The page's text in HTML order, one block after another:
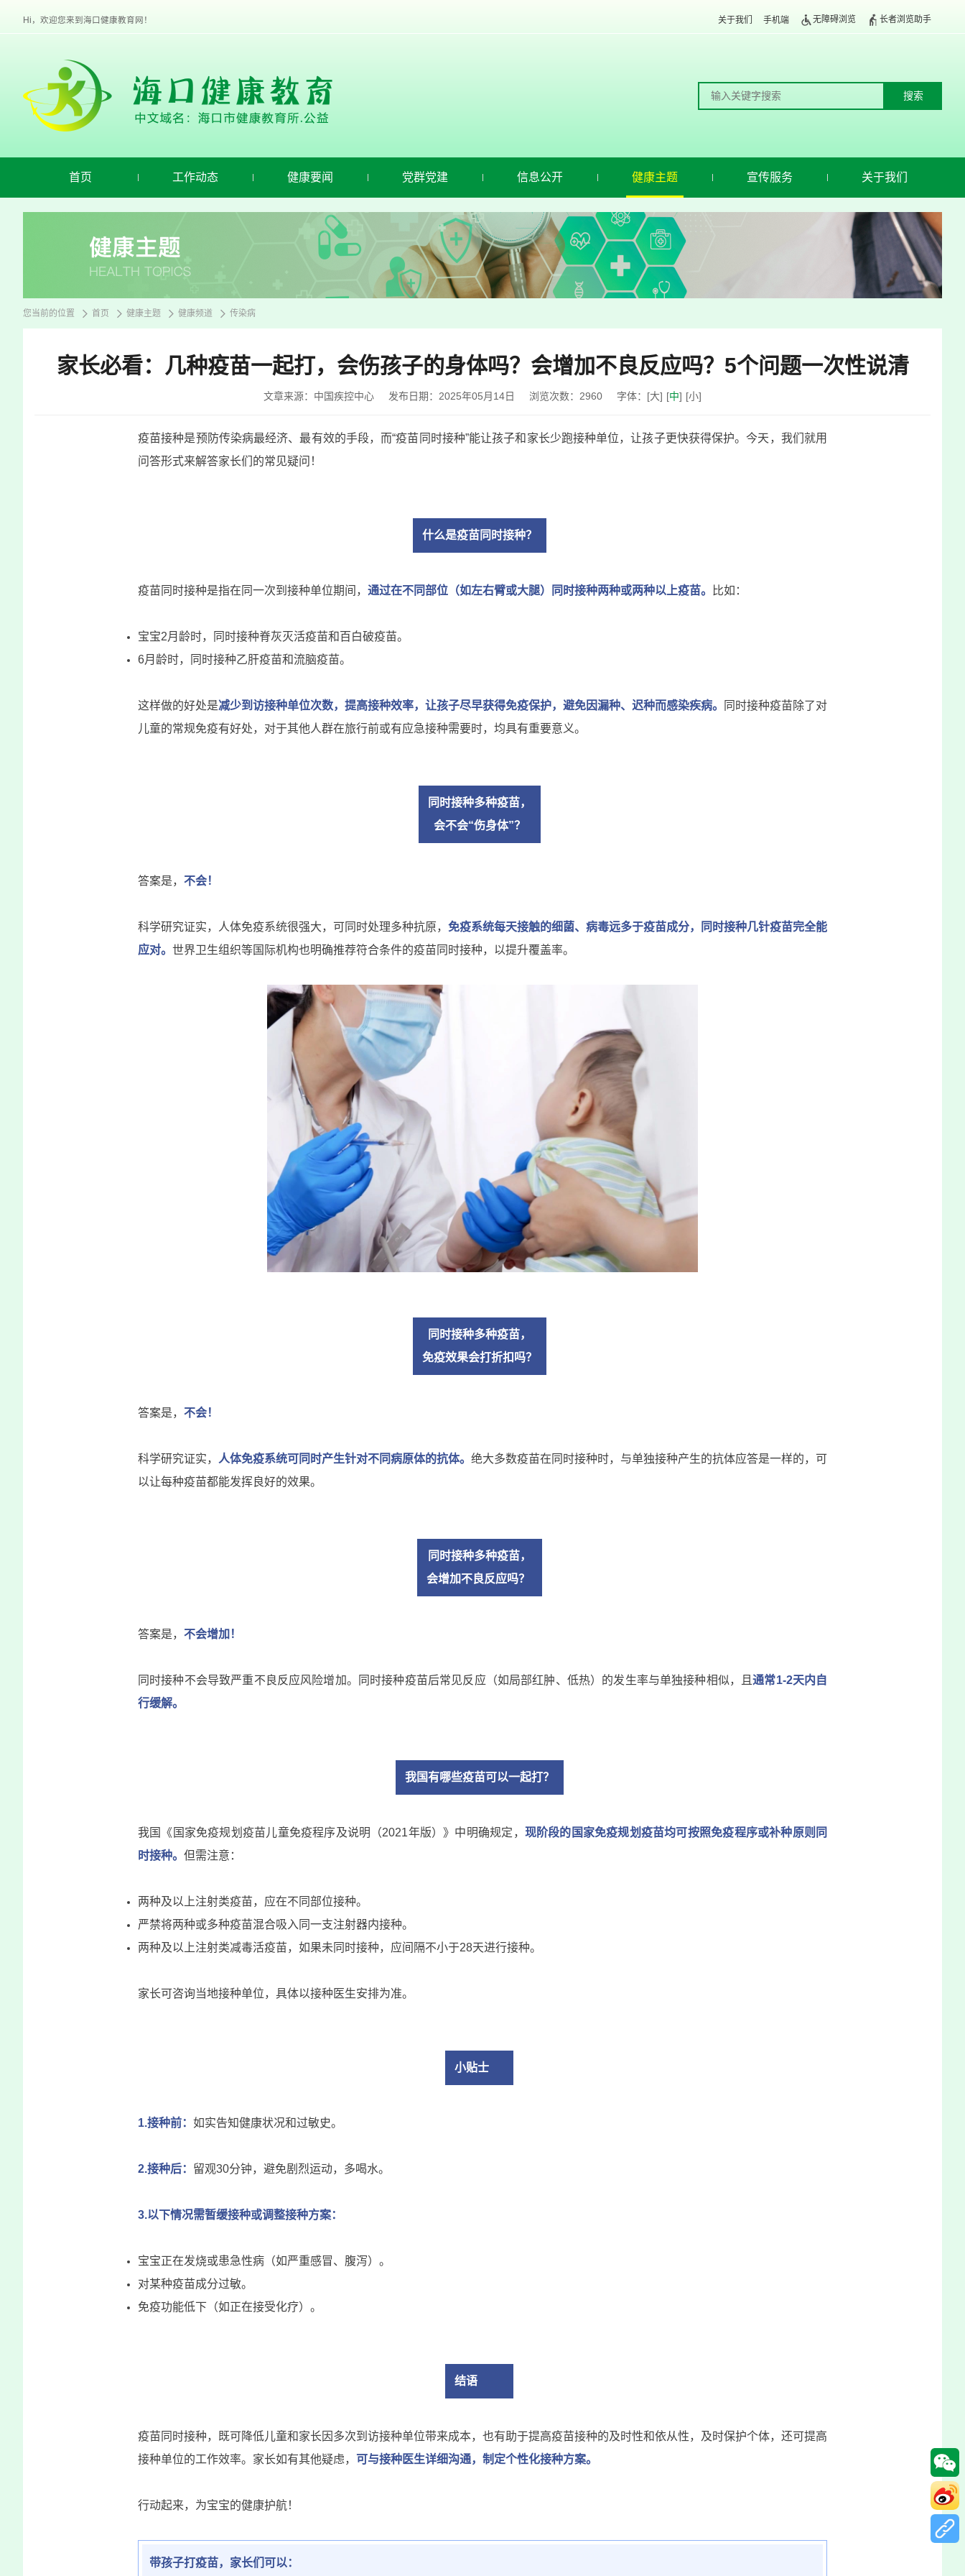
进
人
使
Hi，欢迎您来到海口健康教育网！ 关于我们 手机端 无障碍浏览 长者浏览助手
首页 工作动态 健康要闻 党群党建 信息公开 健康主题 宣传服务 关于我们
您当前的位置 首页 健康主题 健康频道 传染病
家长必看：几种疫苗一起打，会伤孩子的身体吗？会增加不良反应吗？5个问题一次性说清
文章来源：中国疾控中心 发布日期：2025年05月14日 浏览次数： 2960 字体： [大] [中] [小]
疫苗接种是预防传染病最经济、最有效的手段，而“疫苗同时接种”能让孩子和家长少跑接种单位，让孩子更快获得保护。今天，我们就用
问答形式来解答家长们的常见疑问！
什么是疫苗同时接种？
疫苗同时接种是指在同一次到接种单位期间， 通过在不同部位（如左右臂或大腿）同时接种两种或两种以上疫苗。 比如：
宝宝2月龄时，同时接种脊灰灭活疫苗和百白破疫苗。
6月龄时，同时接种乙肝疫苗和流脑疫苗。
这样做的好处是减少到访接种单位次数，提高接种效率，让孩子尽早获得免疫保护，避免因漏种、迟种而感染疾病。
同时接种疫苗除了对
儿童的常规免疫有好处，对于其他人群在旅行前或有应急接种需要时，均具有重要意义。
同时接种多种疫苗，
会不会“伤身体”？
答案是， 不会！
科学研究证实，人体免疫系统很强大，可同时处理多种抗原， 免疫系统每天接触的细菌、病毒远多于疫苗成分，同时接种几针疫苗完全能
应对。 世界卫生组织等国际机构也明确推荐符合条件的疫苗同时接种，以提升覆盖率。
同时接种多种疫苗，
免疫效果会打折扣吗？
答案是， 不会！
科学研究证实， 人体免疫系统可同时产生针对不同病原体的抗体。 绝大多数疫苗在同时接种时，与单独接种产生的抗体应答是一样的，可
以让每种疫苗都能发挥良好的效果。
同时接种多种疫苗，
会增加不良反应吗？
答案是， 不会增加！
同时接种不会导致严重不良反应风险增加。同时接种疫苗后常见反应（如局部红肿、低热）的发生率与单独接种相似，且通常1-2天内自
行缓解。
我国有哪些疫苗可以一起打？
我国《国家免疫规划疫苗儿童免疫程序及说明（2021年版）》中明确规定， 现阶段的国家免疫规划疫苗均可按照免疫程序或补种原则同
时接种。 但需注意：
两种及以上注射类疫苗，应在不同部位接种。
严禁将两种或多种疫苗混合吸入同一支注射器内接种。
两种及以上注射类减毒活疫苗，如果未同时接种，应间隔不小于28天进行接种。
家长可咨询当地接种单位，具体以接种医生安排为准。
小贴士
1.接种前： 如实告知健康状况和过敏史。
2.接种后： 留观30分钟，避免剧烈运动，多喝水。
3.以下情况需暂缓接种或调整接种方案：
宝宝正在发烧或患急性病（如严重感冒、腹泻）。
对某种疫苗成分过敏。
免疫功能低下（如正在接受化疗）。
结语
疫苗同时接种，既可降低儿童和家长因多次到访接种单位带来成本，也有助于提高疫苗接种的及时性和依从性，及时保护个体，还可提高
接种单位的工作效率。家长如有其他疑虑， 可与接种医生详细沟通，制定个性化接种方案。
行动起来，为宝宝的健康护航！
带孩子打疫苗，家长们可以：